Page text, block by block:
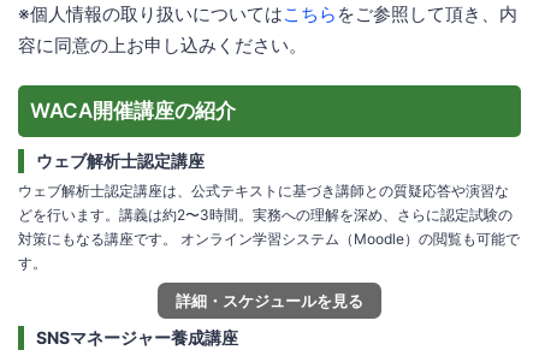
※個人情報の取り扱いについてはこちら をご参照して頂き、内
容に同意の上お申し込みください。
WACA開催講座の紹介
ウェブ解析士認定講座
ウェブ解析士認定講座は、公式テキストに基づき講師との質疑応答や演習な
どを行います。講義は約2〜3時間。実務への理解を深め、さらに認定試験の
対策にもなる講座です。 オンライン学習システム（Moodle）の閲覧も可能で
す。
詳細・スケジュールを見る
SNSマネージャー養成講座